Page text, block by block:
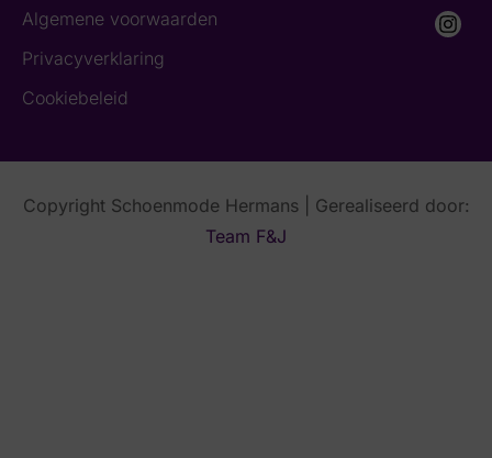
Algemene voorwaarden
Privacyverklaring
Cookiebeleid
Copyright Schoenmode Hermans | Gerealiseerd door:
Team F&J